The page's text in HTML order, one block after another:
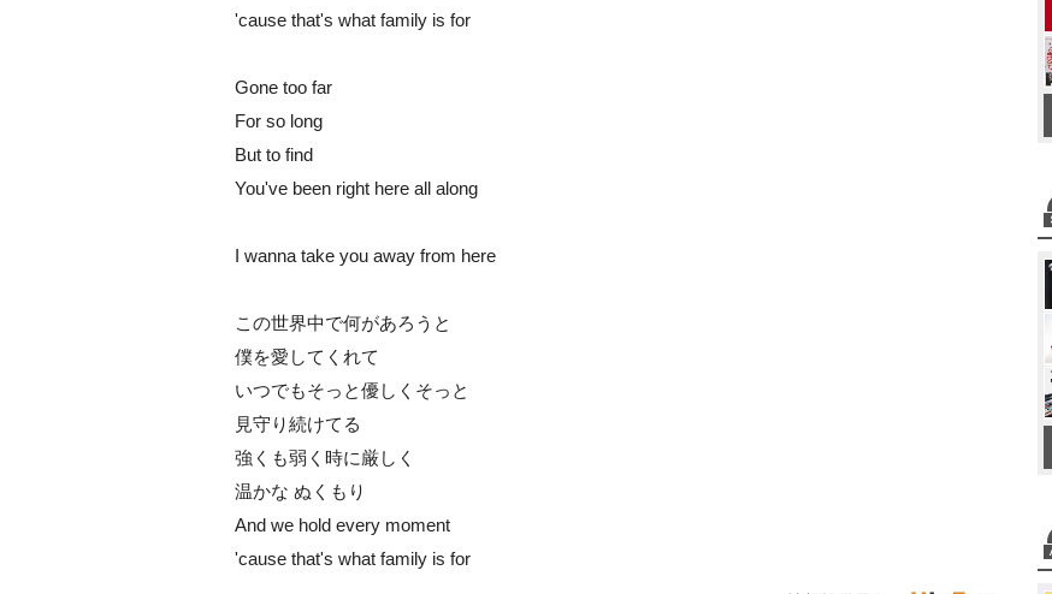
'cause that's what family is for
Gone too far
For so long
But to find
You've been right here all along
I wanna take you away from here
この世界中で何があろうと
僕を愛してくれて
いつでもそっと優しくそっと
見守り続けてる
強くも弱く時に厳しく
温かな ぬくもり
And we hold every moment
'cause that's what family is for